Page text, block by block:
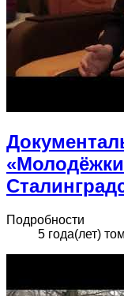
Подробности
5 года(лет)